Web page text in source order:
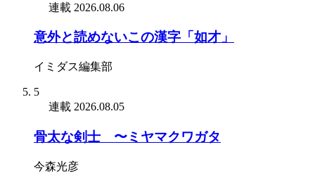
連載 2026.08.06
意外と読めないこの漢字「如才」
イミダス編集部
5
連載 2026.08.05
骨太な剣士 〜ミヤマクワガタ
今森光彦